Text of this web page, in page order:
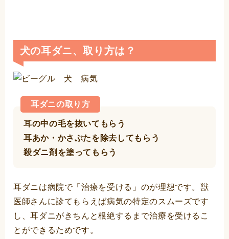
犬の耳ダニ、取り方は？
耳ダニの取り方
耳の中の毛を抜いてもらう
耳あか・かさぶたを除去してもらう
殺ダニ剤を塗ってもらう
耳ダニは病院で「治療を受ける」のが理想です。獣
医師さんに診てもらえば病気の特定のスムーズです
し、耳ダニがきちんと根絶するまで治療を受けるこ
とができるためです。